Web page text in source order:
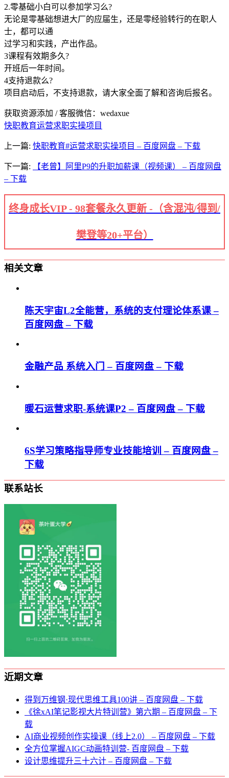
2.零基础小白可以参加学习么?
无论是零基础想进大厂的应届生，还是零经验转行的在职人
士，都可以通
过学习和实践，产出作品。
3课程有效期多久?
开班后一年时间。
4支持退款么?
项目启动后，不支持退款，请大家全面了解和咨询后报名。
获取资源添加 / 客服微信：wedaxue
快职教育运营求职实操项目
上一篇: 快职教育#运营求职实操项目 – 百度网盘 – 下载
下一篇:
【老曾】阿里P9的升职加薪课（视频课） – 百度网盘
– 下载
终身成长VIP - 98套餐永久更新 -（含混沌/得到/
樊登等20+平台）
相关文章
陈天宇宙L2全能营，系统的支付理论体系课 –
百度网盘 – 下载
金融产品 系统入门 – 百度网盘 – 下载
暖石运营求职-系统课P2 – 百度网盘 – 下载
6S学习策略指导师专业技能培训 – 百度网盘 –
下载
联系站长
近期文章
得到万维钢·现代思维⼯具100讲 – 百度网盘 – 下载
《徐xAI笔记影视大片特训营》第六期 – 百度网盘 – 下
载
AI商业视频创作实操课（线上2.0） – 百度网盘 – 下载
全方位掌握AIGC动画特训营- 百度网盘 – 下载
设计思维提升三十六计 – 百度网盘 – 下载